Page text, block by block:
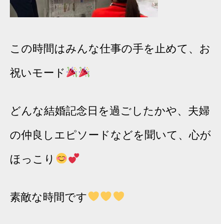
この時間はみんな仕事の手を止めて、お
祝いモード
どんな結婚記念日を過ごしたかや、夫婦
の仲良しエピソードなどを聞いて、心が
ほっこり
素敵な時間です